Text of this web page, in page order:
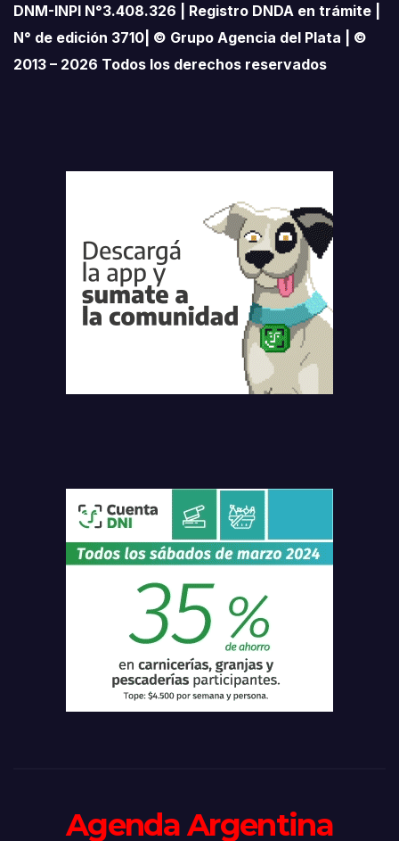
DNM-INPI N°3.408.326 | Registro DNDA en trámite |
N° de edición 3710| © Grupo Agencia del Plata | ©
2013 – 2026 Todos los derechos reservados
Agenda Argentina